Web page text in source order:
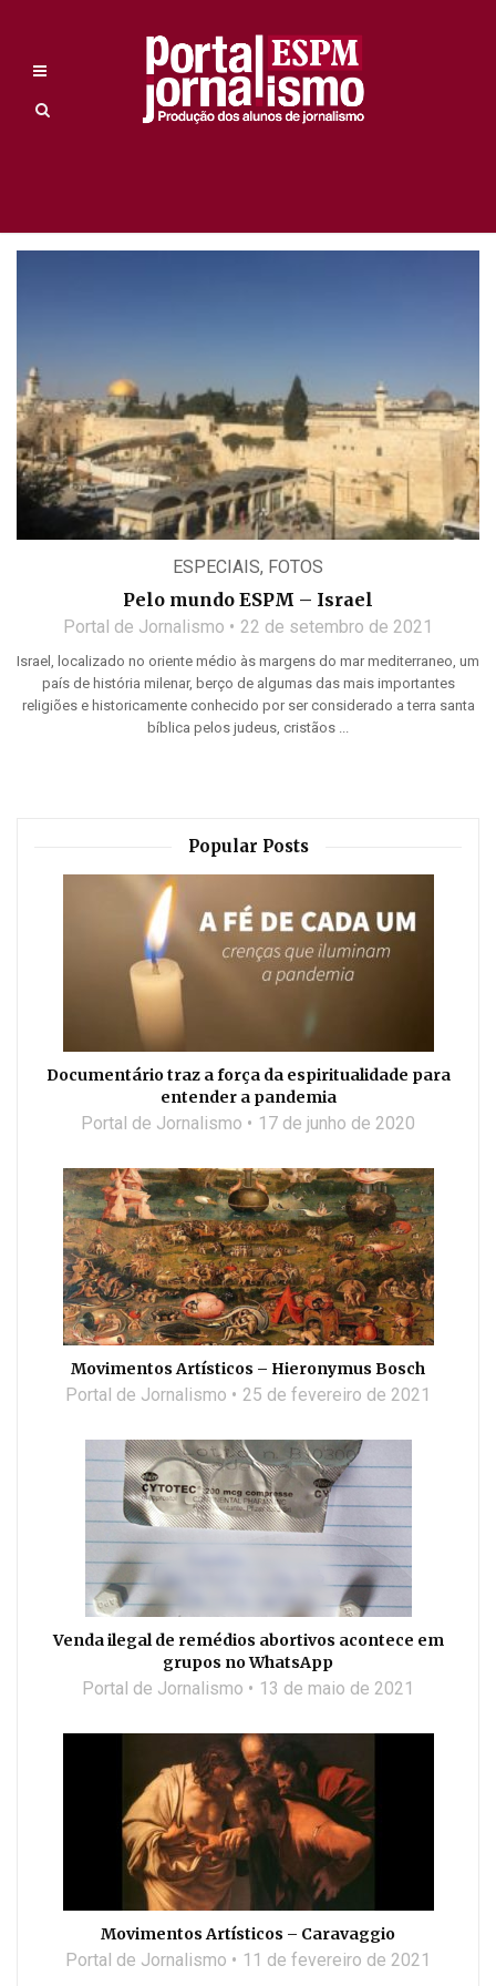
ESPECIAIS, FOTOS
Pelo mundo ESPM – Israel
Portal de Jornalismo 22 de setembro de 2021
Israel, localizado no oriente médio às margens do mar mediterraneo, um
país de história milenar, berço de algumas das mais importantes
religiões e historicamente conhecido por ser considerado a terra santa
bíblica pelos judeus, cristãos ...
Popular Posts
Documentário traz a força da espiritualidade para
entender a pandemia
Portal de Jornalismo 17 de junho de 2020
Movimentos Artísticos – Hieronymus Bosch
Portal de Jornalismo 25 de fevereiro de 2021
Venda ilegal de remédios abortivos acontece em
grupos no WhatsApp
Portal de Jornalismo 13 de maio de 2021
Movimentos Artísticos – Caravaggio
Portal de Jornalismo 11 de fevereiro de 2021